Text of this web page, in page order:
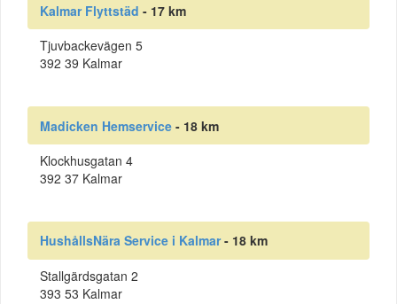
Kalmar Flyttstäd - 17 km
Tjuvbackevägen 5
392 39 Kalmar
Madicken Hemservice - 18 km
Klockhusgatan 4
392 37 Kalmar
HushållsNära Service i Kalmar- 18 km
Stallgärdsgatan 2
393 53 Kalmar